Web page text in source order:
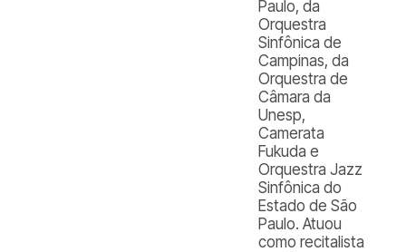
Paulo, da
Orquestra
Sinfônica de
Campinas, da
Orquestra de
Câmara da
Unesp,
Camerata
Fukuda e
Orquestra Jazz
Sinfônica do
Estado de São
Paulo. Atuou
como recitalista